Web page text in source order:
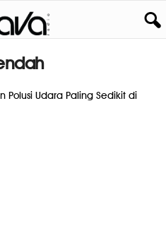
Polusi Udara Paling Sedikit di